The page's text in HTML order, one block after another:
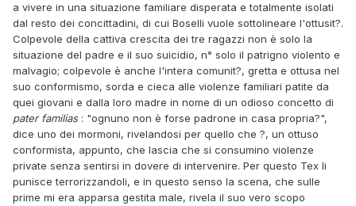
a vivere in una situazione familiare disperata e totalmente isolati
dal resto dei concittadini, di cui Boselli vuole sottolineare l'ottusit?.
Colpevole della cattiva crescita dei tre ragazzi non è solo la
situazione del padre e il suo suicidio, n° solo il patrigno violento e
malvagio; colpevole è anche l'intera comunit?, gretta e ottusa nel
suo conformismo, sorda e cieca alle violenze familiari patite da
quei giovani e dalla loro madre in nome di un odioso concetto di
pater familias: "ognuno non è forse padrone in casa propria?",
dice uno dei mormoni, rivelandosi per quello che ?, un ottuso
conformista, appunto, che lascia che si consumino violenze
private senza sentirsi in dovere di intervenire. Per questo Tex li
punisce terrorizzandoli, e in questo senso la scena, che sulle
prime mi era apparsa gestita male, rivela il suo vero scopo